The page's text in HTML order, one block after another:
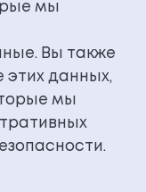
мы
Вы также
этих данных,
мы